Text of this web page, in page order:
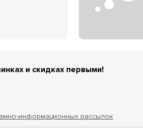
и скидках первыми!
информационных рассылок